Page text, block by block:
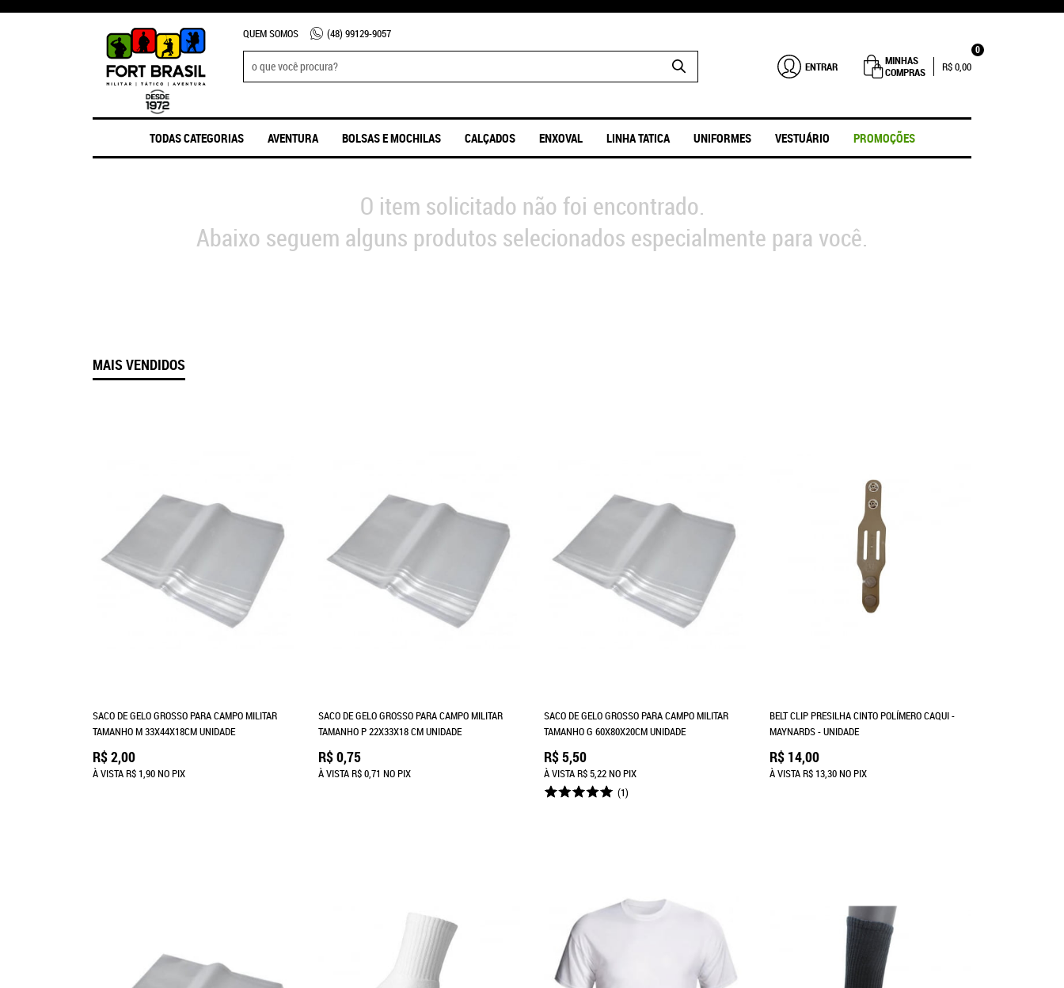
QUEM SOMOS (48) 99129-9057
ENTRAR
MINHAS
COMPRAS
0
R$ 0,00
TODAS CATEGORIAS AVENTURA BOLSAS E MOCHILAS CALÇADOS ENXOVAL LINHA TATICA UNIFORMES VESTUÁRIO PROMOÇÕES
O item solicitado não foi encontrado.
Abaixo seguem alguns produtos selecionados especialmente para você.
MAIS VENDIDOS
SACO DE GELO GROSSO PARA CAMPO MILITAR
TAMANHO M 33X44X18CM UNIDADE
R$ 2,00
À VISTAR$ 1,90NO PIX
SACO DE GELO GROSSO PARA CAMPO MILITAR
TAMANHO P 22X33X18 CM UNIDADE
R$ 0,75
À VISTAR$ 0,71 NO PIX
SACO DE GELO GROSSO PARA CAMPO MILITAR
TAMANHO G 60X80X20CM UNIDADE
R$ 5,50
À VISTAR$ 5,22NO PIX
(1)
BELT CLIP PRESILHA CINTO POLÍMERO CAQUI -
MAYNARDS - UNIDADE
R$ 14,00
À VISTAR$ 13,30NO PIX